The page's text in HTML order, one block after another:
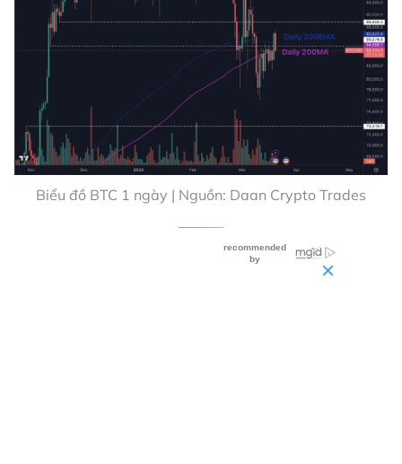
Biểu đồ BTC 1 ngày | Nguồn: Daan Crypto Trades